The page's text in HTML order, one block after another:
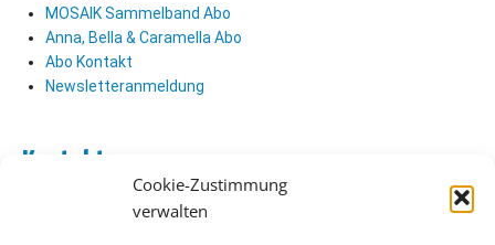
Cookie-Zustimmung
verwalten
MOSAIK Sammelband Abo
Anna, Bella & Caramella Abo
Abo Kontakt
Newsletteranmeldung
Kontakt
Verlag Kontakt